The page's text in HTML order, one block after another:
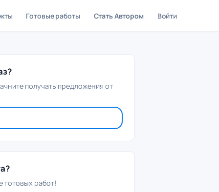
Готовые работы Стать Автором Войти
получать предложения от
готовых работ!